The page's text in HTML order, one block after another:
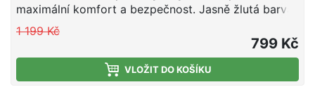
maximální komfort a bezpečnost. Jasně žlutá barva
je velice dobře viditelná i na velké vzdálenosti, navíc
je vesta vybavena reflexními pruhy, které zvyšují
viditelnost. Vesta má dále zip vpředu a nastavitelný
bederní pás s připínací sponou a píšťálkou . Vesta
watersnake Apollo byla pečlivě testována, aby
1 199 Kč
799 Kč
VLOŽIT DO KOŠÍKU